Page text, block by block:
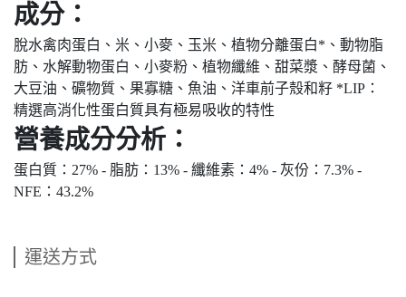
成分：
脫水禽肉蛋白、米、小麥、玉米、植物分離蛋白*、動物脂
肪、水解動物蛋白、小麥粉、植物纖維、甜菜漿、酵母菌、
大豆油、礦物質、果寡糖、魚油、洋車前子殼和籽 *LIP：
精選高消化性蛋白質具有極易吸收的特性
營養成分分析：
蛋白質：27% - 脂肪：13% - 纖維素：4% - 灰份：7.3% -
NFE：43.2%
運送方式